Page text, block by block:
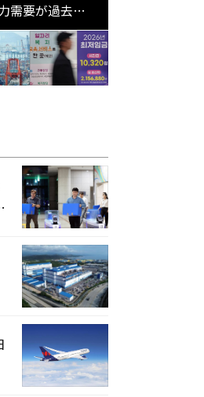
需要が過去最
対応体制を点